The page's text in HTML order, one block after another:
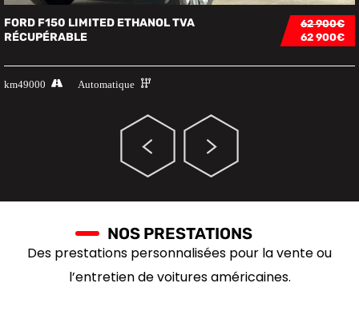
62 900€
62 900€
FORD F150 LIMITED ETHANOL TVA
RÉCUPÉRABLE
49000
km Automatique
NOS PRESTATIONS
Des prestations personnalisées pour la vente ou
l’entretien de voitures américaines.